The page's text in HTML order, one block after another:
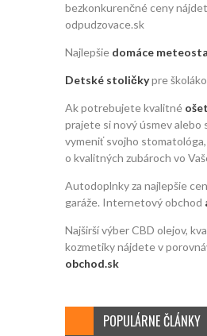
bezkonkurenčné ceny
odpudzovace.sk
Najlepšie domáce
Detské stoličkypre
Ak potrebujete kvalitné
prajete si nový úsmev alebo
vymeniť svojho
o kvalitných zubároch vo
Autodoplnky za najlepšie
garáže. Internetový obchod
Najširší výber CBD olejov,
kozmetiky nájdete v
obchod.sk
POPULÁRNE ČLÁNKY